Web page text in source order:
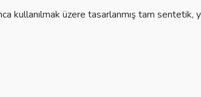
üzere tasarlanmış tam sentetik,